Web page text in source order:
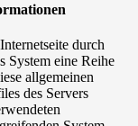
durch
System eine Reihe
allgemeinen
des Servers